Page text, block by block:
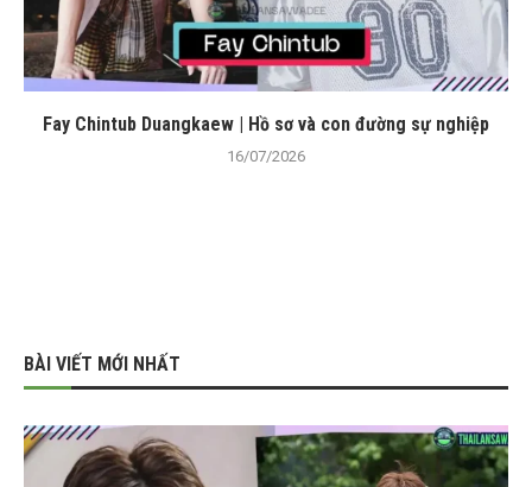
Fay Chintub Duangkaew | Hồ sơ và con đường sự nghiệp
16/07/2026
BÀI VIẾT MỚI NHẤT